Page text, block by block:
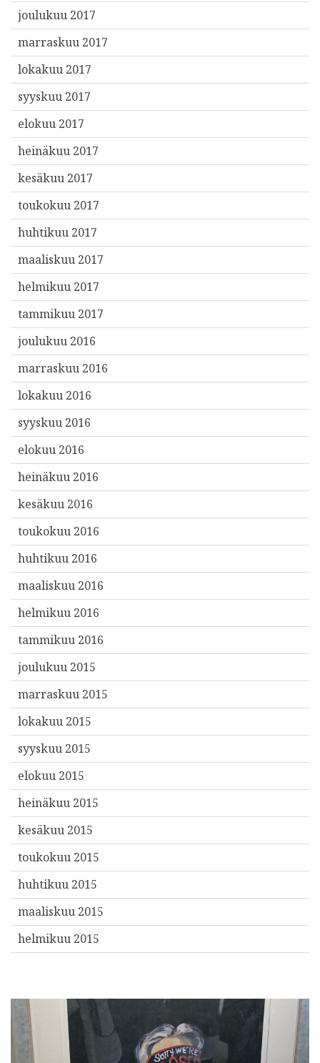
joulukuu 2017
marraskuu 2017
lokakuu 2017
syyskuu 2017
elokuu 2017
heinäkuu 2017
kesäkuu 2017
toukokuu 2017
huhtikuu 2017
maaliskuu 2017
helmikuu 2017
tammikuu 2017
joulukuu 2016
marraskuu 2016
lokakuu 2016
syyskuu 2016
elokuu 2016
heinäkuu 2016
kesäkuu 2016
toukokuu 2016
huhtikuu 2016
maaliskuu 2016
helmikuu 2016
tammikuu 2016
joulukuu 2015
marraskuu 2015
lokakuu 2015
syyskuu 2015
elokuu 2015
heinäkuu 2015
kesäkuu 2015
toukokuu 2015
huhtikuu 2015
maaliskuu 2015
helmikuu 2015